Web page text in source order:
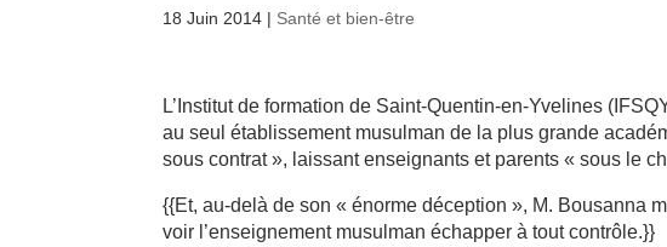
18 Juin 2014 | Santé et bien-être
L’Institut de formation de Saint-Quentin-en-Yvelines
au seul établissement musulman de la plus grande
sous contrat », laissant enseignants et parents « sous le
{{Et, au-delà de son « énorme déception », M. Bousanna
voir l’enseignement musulman échapper à tout contrôle.}}